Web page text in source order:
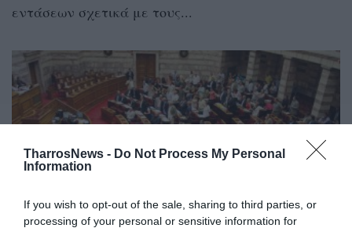
TharrosNews - Do Not Process My Personal
Information
If you wish to opt-out of the sale, sharing to third parties, or
processing of your personal or sensitive information for
εντάσεων σχετικά με τους...